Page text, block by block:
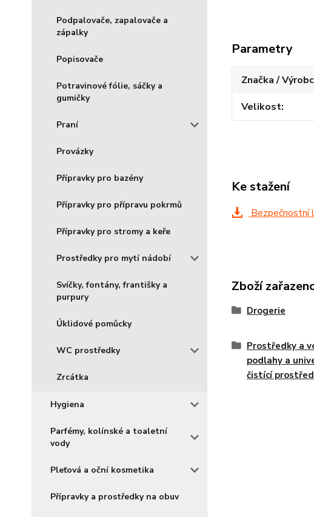
Podpalovače, zapalovače a
zápalky
Popisovače
Potravinové fólie, sáčky a
gumičky
Praní
Provázky
Přípravky pro bazény
Přípravky pro přípravu pokrmů
Přípravky pro stromy a keře
Prostředky pro mytí nádobí
Svíčky, fontány, františky a
purpury
Úklidové pomůcky
WC prostředky
Zrcátka
Hygiena
Parfémy, kolínské a toaletní
vody
Pleťová a oční kosmetika
Přípravky a prostředky na obuv
Parametry
Značka /
Velikost
Ke stažení
Bezpečnostní
Zboží
Drogerie
Prostředky a
podlahy a
čistící